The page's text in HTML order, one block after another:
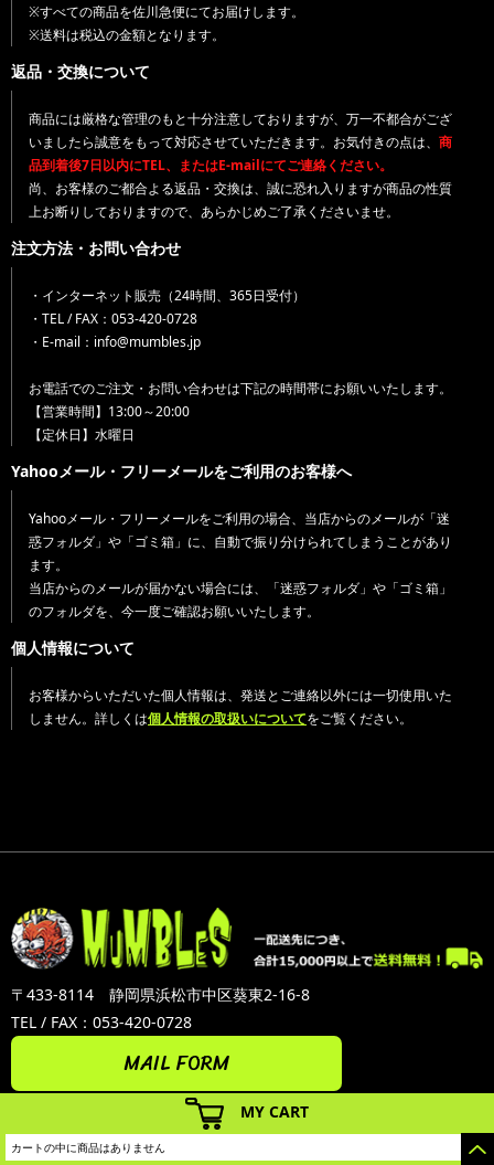
MY CART
カートの中に商品はありません
※すべての商品を佐川急便にてお届けします。
※送料は税込の金額となります。
返品・交換について
商品には厳格な管理のもと十分注意しておりますが、万一不都合がござ
いましたら誠意をもって対応させていただきます。お気付きの点は、 商
品到着後7日以内にTEL、またはE-mailにてご連絡ください。
尚、お客様のご都合よる返品・交換は、誠に恐れ入りますが商品の性質
上お断りしておりますので、あらかじめご了承くださいませ。
注文方法・お問い合わせ
・インターネット販売（24時間、365日受付）
・TEL / FAX：053-420-0728
・E-mail：info@mumbles.jp
お電話でのご注文・お問い合わせは下記の時間帯にお願いいたします。
【営業時間】13:00～20:00
【定休日】水曜日
Yahooメール・フリーメールをご利用のお客様へ
Yahooメール・フリーメールをご利用の場合、当店からのメールが「迷
惑フォルダ」や「ゴミ箱」に、自動で振り分けられてしまうことがあり
ます。
当店からのメールが届かない場合には、「迷惑フォルダ」や「ゴミ箱」
のフォルダを、今一度ご確認お願いいたします。
個人情報について
お客様からいただいた個人情報は、発送とご連絡以外には一切使用いた
しません。詳しくは個人情報の取扱いについてをご覧ください。
〒433-8114 静岡県浜松市中区葵東2-16-8
TEL / FAX：053-420-0728
MAIL FORM